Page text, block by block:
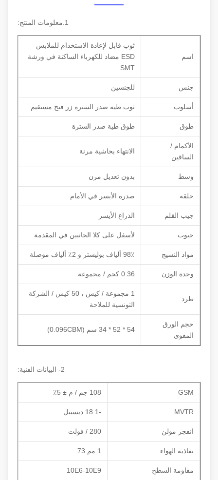
ثوب قابل لإعادة الاستخدام للملابس
ESD مضاد للكهرباء الساكنة في ورشة
للجنسين
أسلوب ثوب طية صدر السترة زر فتح مستقيم
طوق طية صدر السترة
الأكمام /
الساقين
الانتهاء بحاشية مرنة
بدون تعديل مرن
صدره الأيسر في الأمام
جيب القلم الذراع الأيسر
لأسفل على كلا الجانبين في المقدمة
مواد النسيج
وحدة الوزن
1 مجموعة / كيس ، 50 كيس / الشركة
التونسية للملاحة
حجم الورق
المقوى
MVTR
انفجر مولن
نفاذية الهواء
مقاومة السطح 10E6-10E9